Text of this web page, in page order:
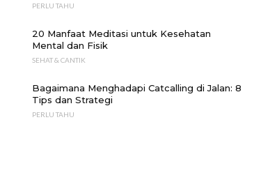
PERLU TAHU
20 Manfaat Meditasi untuk Kesehatan
Mental dan Fisik
SEHAT & CANTIK
Bagaimana Menghadapi Catcalling di Jalan: 8
Tips dan Strategi
PERLU TAHU